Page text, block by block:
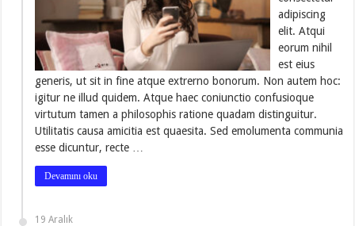
adipiscing
elit. Atqui
eorum nihil
est eius
generis, ut sit in fine atque extrerno bonorum. Non autem hoc:
igitur ne illud quidem. Atque haec coniunctio confusioque
virtutum tamen a philosophis ratione quadam distinguitur.
Utilitatis causa amicitia est quaesita. Sed emolumenta communia
esse dicuntur, recte …
Devamını oku
19 Aralık